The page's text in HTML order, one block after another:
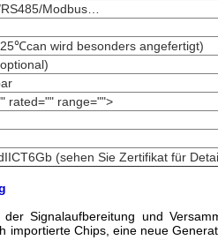
Modbus…
wird besonders angefertigt)
rated="" range="">
(sehen Sie Zertifikat für
Signalaufbereitung und
importierte Chips, eine neue